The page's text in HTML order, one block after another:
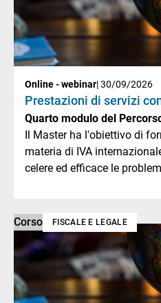
Online - webinar| 30/09/2026
Prestazioni di servizi
Quarto modulo del
Il Master ha l'obiettivo di
materia di IVA
celere ed efficace le
Corso FISCALE E LEGALE